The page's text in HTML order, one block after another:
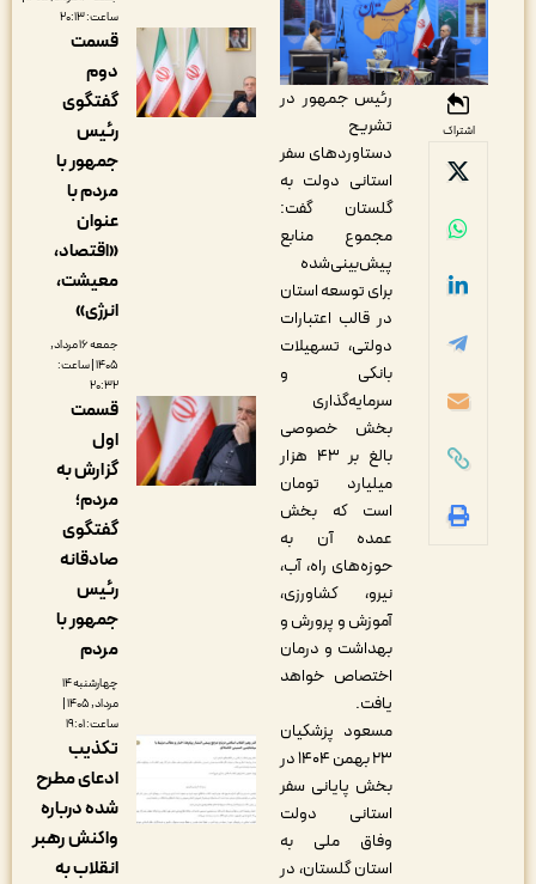
رئیس جمهور در
تشریح
دستاوردهای سفر
استانی دولت به
گلستان گفت:
مجموع منابع
پیش‌بینی‌شده
برای توسعه استان
در قالب اعتبارات
دولتی، تسهیلات
بانکی و
سرمایه‌گذاری
بخش خصوصی
بالغ بر ۴۳ هزار
میلیارد تومان
است که بخش
عمده آن به
حوزه‌های راه، آب،
نیرو، کشاورزی،
آموزش‌ و پرورش و
بهداشت و درمان
اختصاص خواهد
مسعود پزشکیان
۲۳ بهمن ۱۴۰۴ در
بخش پایانی سفر
استانی دولت
وفاق ملی به
استان گلستان، در
قسمت
دوم
گفتگوی
جمهور با
«اقتصاد،
معیشت،
جمعه ۱۶ مرداد,
۱۴۰۵ | ساعت:
قسمت
اول
گزارش به
گفتگوی
صادقانه
جمهور با
چهارشنبه ۱۴
مرداد, ۱۴۰۵ |
تکذیب
ادعای مطرح
شده درباره
واکنش رهبر
انقلاب به